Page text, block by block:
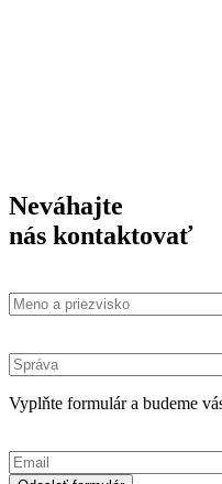
Neváhajte
nás kontaktovať
Vyplňte formulár a budeme